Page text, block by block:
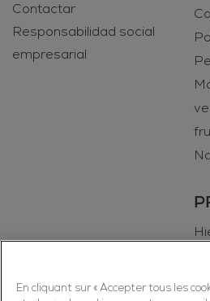
Contactar
Responsabilidad social
empresarial
En cliquant sur « Accepter tous les